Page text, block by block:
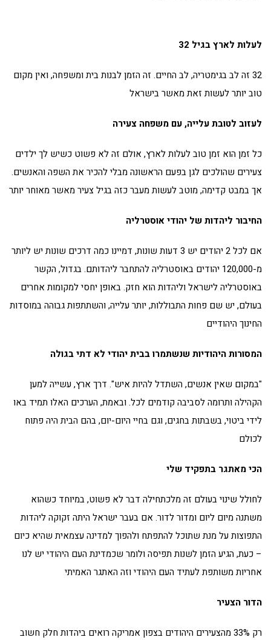
לעלות לארץ בגיל 32
32 זה לב בגימטריה, לב החיים. זה הזמן לבנות בית ומשפחה, ואין מקום
טוב יותר לעשות זאת מאשר בישראל
לעזוב לטובת עלייה, עם משפחה צעירה
כל זמן הוא זמן טוב לעלות לארץ, אולם זה לא פשוט כשיש לך ילדים
צעירים שהולכים לגן בפעם הראשונה מבלי להכיר את השפה והאנשים.
אך במבט קדימה, מוטב לעשות מעבר כזה בגיל צעיר מאשר מאוחר יותר
החיבור ליהדות של יהודי אוסטרליה
אם לכל 2 יהודים יש 3 דעות שונות, דמיינו כמה דרכים שונות יש ליותר
מ-120,000 יהודים באוסטרליה להתחבר ליהדותם. בגדול, הקשר
באוסטרליה לישראל וליהדות הוא חזק. באופן יחסי למקומות אחרים
בעולם, יש שם פחות התבוללות, יותר עלייה, והשתתפות גבוהה במוסדות
החינוך היהודיים
המסורות היהודיות שנשתמרו בבית יהודי לא דתי בגולה
"במקום שאין אנשים, השתדל להיות איש". דרך ארץ, עשייה למען
הקהילה ותרומה לסביבה קודמים לכל. ובאמת, הערכים האלו תמיד באו
לידי ביטוי, בשבתות בחגים, וגם בחיי היום-יום, בהם הבית היה פתוח
לכולם
הכי מאתגר בתפקיד שלי
לחולל שינוי בעולם זה מלכתחילה דבר לא פשוט, במיוחד כשהוא
משתנה מיום ליום ומדור לדור. אם בעבר ישראל היתה זקוקה ליהדות
התפוצות על מנת שתוכל להתפתח ולהפוך למדינה עצמאית שהיא כיום
– כעת, הגיע הזמן לשנות תפיסה ולומר שכמדינת העם היהודי יש לנו
אחריות משותפת לעתיד העם היהודי וזה האתגר האמיתי
הדור הצעיר
רק 33% מהצעירים היהודים בצפון אמריקה רואים ביהדות חלק חשוב